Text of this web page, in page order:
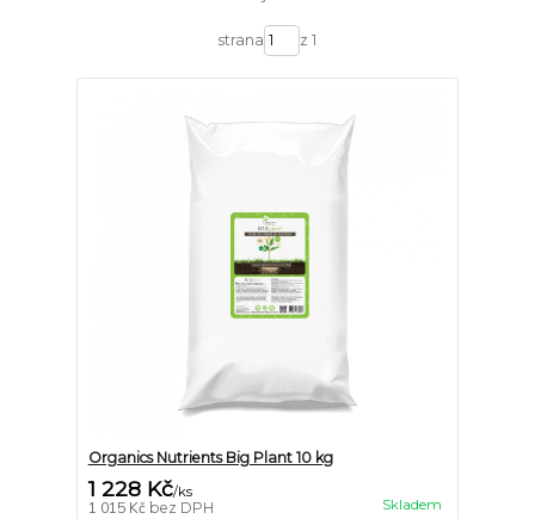
strana z 1
Organics Nutrients Big Plant 10 kg
1 228 Kč/ks
1 015 Kč bez DPH Skladem